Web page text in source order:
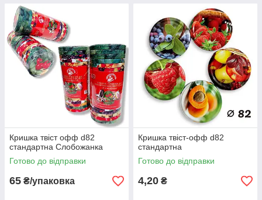
Кришка твіст офф d82
стандартна Слобожанка
Готово до відправки
65 ₴/упаковка
Кришка твіст-офф d82
стандартна
Готово до відправки
4,20 ₴